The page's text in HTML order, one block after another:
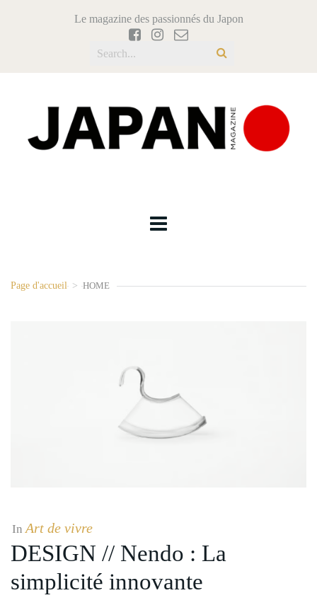
Le magazine des passionnés du Japon
Page d'accueil > HOME
InArt de vivre
DESIGN // Nendo : La
simplicité innovante